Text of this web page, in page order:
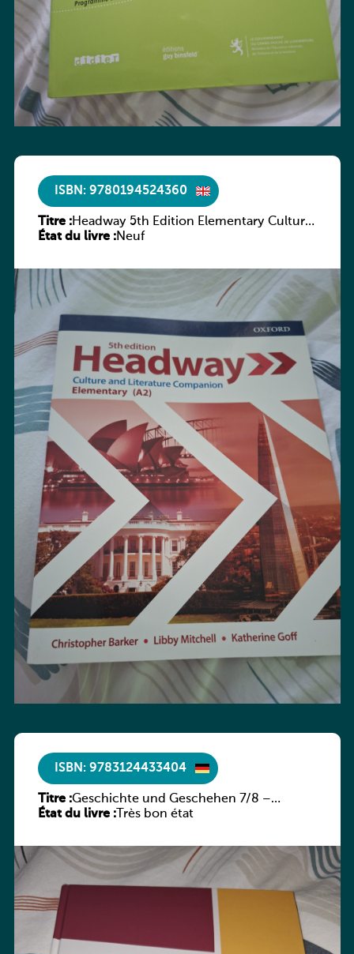
ISBN: 9780194524360
Titre :Headway 5th Edition Elementary Culture
and Literature Companion
État du livre :Neuf
ISBN: 9783124433404
Titre :Geschichte und Geschehen 7/8 –
Rheinland-Pfalz
État du livre :Très bon état